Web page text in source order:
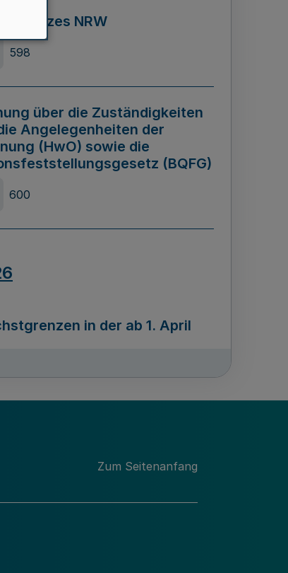
NRW
598
über die Zuständigkeiten
Angelegenheiten der
(HwO) sowie die
(BQFG)
600
in der ab 1. April
„Mittelstand Innovativ &
Zum Seitenanfang